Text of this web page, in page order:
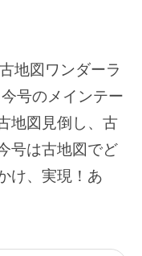
地図ワンダーラ
号のメインテー
地図見倒し、古
号は古地図でど
け、実現！あ